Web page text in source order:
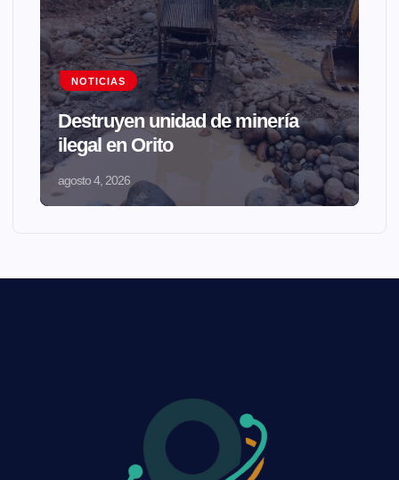
NOTICIAS
Destruyen unidad de minería
ilegal en Orito
agosto 4, 2026